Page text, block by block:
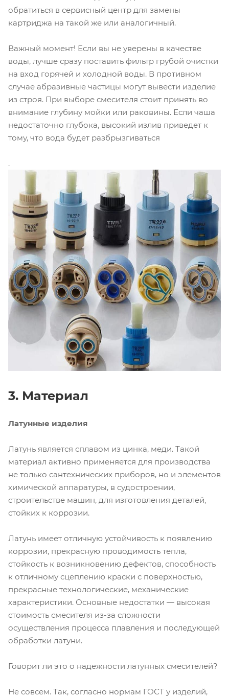
обратиться в сервисный центр для замены
картриджа на такой же или аналогичный.
Важный момент! Если вы не уверены в качестве
воды, лучше сразу поставить фильтр грубой очистки
на вход горячей и холодной воды. В противном
случае абразивные частицы могут вывести изделие
из строя. При выборе смесителя стоит принять во
внимание глубину мойки или раковины. Если чаша
недостаточно глубока, высокий излив приведет к
тому, что вода будет разбрызгиваться
.
3. Материал
Латунные изделия
Латунь является сплавом из цинка, меди. Такой
материал активно применяется для производства
не только сантехнических приборов, но и элементов
химической аппаратуры, в судостроении,
строительстве машин, для изготовления деталей,
стойких к коррозии.
Латунь имеет отличную устойчивость к появлению
коррозии, прекрасную проводимость тепла,
стойкость к возникновению дефектов, способность
к отличному сцеплению краски с поверхностью,
прекрасные технологические, механические
характеристики. Основные недостатки — высокая
стоимость смесителя из-за сложности
осуществления процесса плавления и последующей
обработки латуни.
Говорит ли это о надежности латунных смесителей?
Не совсем. Так, согласно нормам ГОСТ у изделий,